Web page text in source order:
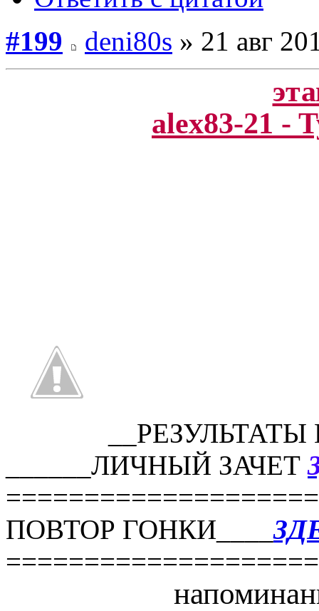
#199
deni80s » 21 авг
alex83-21 -
______ЛИЧНЫЙ ЗАЧЕТ
ПОВТОР ГОНКИ____